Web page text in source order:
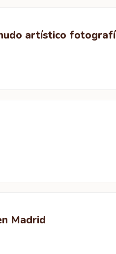
artístico fotografí
Madrid